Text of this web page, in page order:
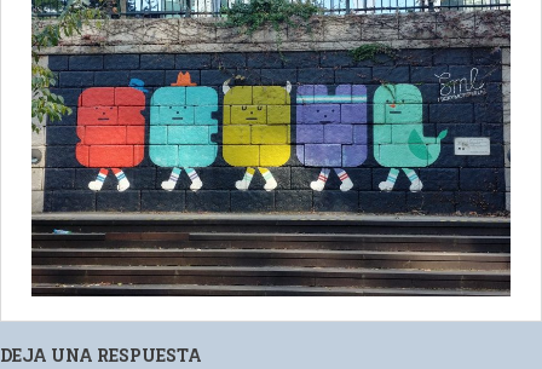
DEJA UNA RESPUESTA